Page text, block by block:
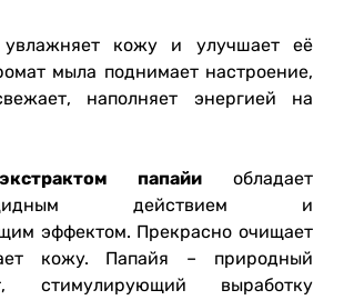
кожу и улучшает её
мыла поднимает настроение,
наполняет энергией на
папайи обладает
действием и
эффектом. Прекрасно очищает
кожу. Папайя – природный
стимулирующий выработку